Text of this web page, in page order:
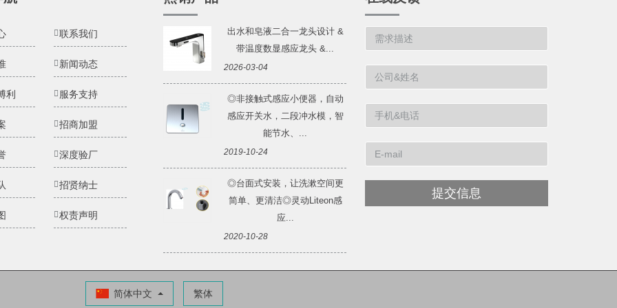
联系我们
新闻动态
利 服务支持
招商加盟
深度验厂
招贤纳士
权责声明
出水和皂液二合一龙头设计 &
带温度数显感应龙头 &...
2026-03-04
◎非接触式感应小便器，自动
感应开关水，二段冲水模，智
能节水、...
2019-10-24
◎台面式安装，让洗漱空间更
简单、更清洁◎灵动Liteon感
应...
2020-10-28
提交信息
简体中文 繁体